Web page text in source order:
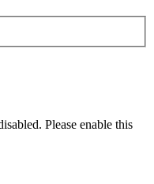
Please enable this